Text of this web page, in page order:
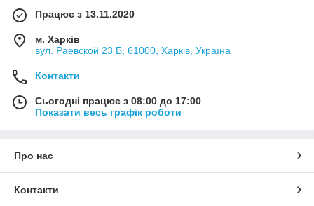
Працює з 13.11.2020
м. Харків
вул. Раевской 23 Б, 61000, Харків, Україна
Контакти
Сьогодні працює з 08:00 до 17:00
Показати весь графік роботи
Про нас
Контакти